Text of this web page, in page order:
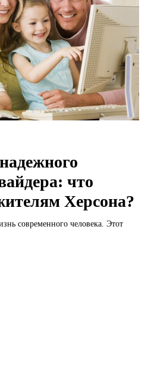
что
Херсона?
современного человека. Этот